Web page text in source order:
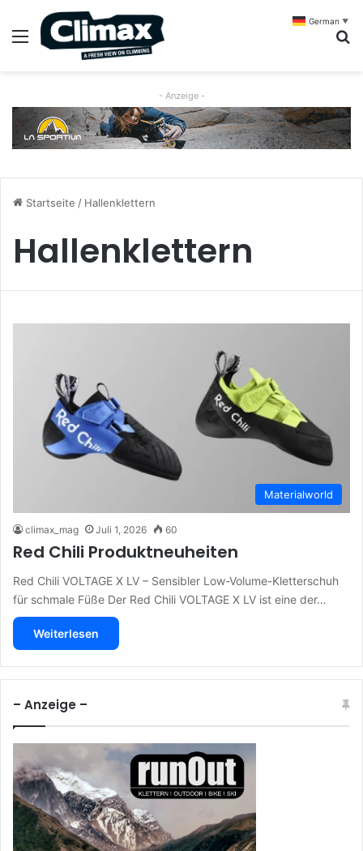
Menü
- Anzeige -
Startseite / Hallenklettern
Hallenklettern
Materialworld
climax_mag Juli 1, 2026 60
Red Chili Produktneuheiten
Red Chili VOLTAGE X LV – Sensibler Low-Volume-Kletterschuh
für schmale Füße Der Red Chili VOLTAGE X LV ist eine der…
Weiterlesen
– Anzeige –
German ▼